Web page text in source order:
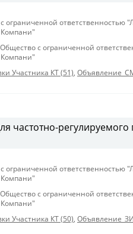
ограниченной ответственностью
Компани"
Общество с ограниченной
Компани"
Участника КТ (51),
частотно-
ограниченной ответственностью
Компани"
Общество с ограниченной
Компани"
Участника КТ (50),